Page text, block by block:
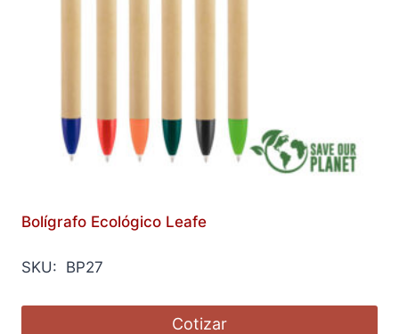
Bolígrafo Ecológico Leafe
SKU: BP27
Cotizar